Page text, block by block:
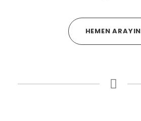
HEMEN ARAYIN